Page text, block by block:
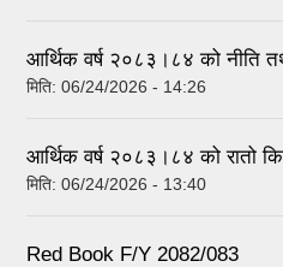
आर्थिक वर्ष २०८३।८४ को नीति
मिति: 06/24/2026 - 14:26
आर्थिक वर्ष २०८३।८४ को रातो
मिति: 06/24/2026 - 13:40
Red Book F/Y 2082/083